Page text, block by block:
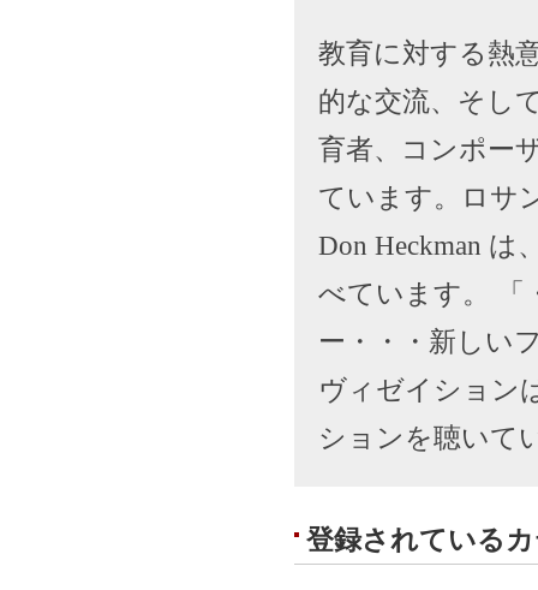
教育に対する熱
的な交流、そし
育者、コンポー
ています。ロサ
Don Heckman
べています。 「
ー・・・新しい
ヴィゼイション
ションを聴いて
登録されている